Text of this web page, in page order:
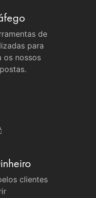
de
para
os nossos
clientes